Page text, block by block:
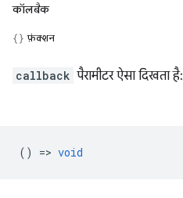
कॉलबैक
फ़ंक्शन
callback पैरामीटर ऐसा दिखता है:
() => void